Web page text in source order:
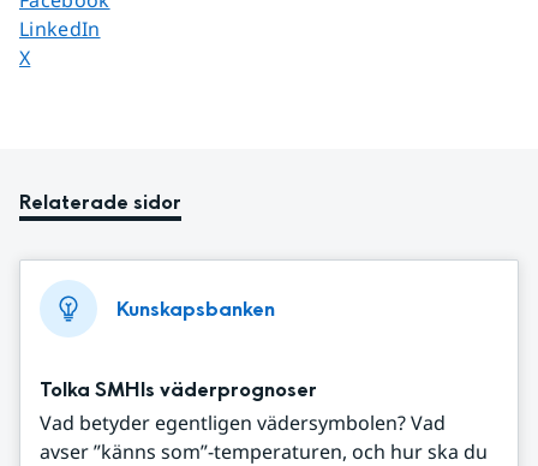
Dela sidan på
LinkedIn
Dela sidan på
X
Relaterade sidor
Kunskapsbanken
Tolka SMHIs väderprognoser
Vad betyder egentligen vädersymbolen? Vad
avser ”känns som”-temperaturen, och hur ska du